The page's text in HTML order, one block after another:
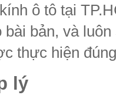
ô tô tại
bản, và
thực hiện
lý